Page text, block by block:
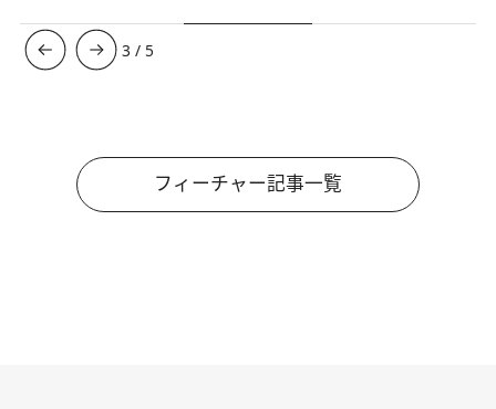
3 / 5
フィーチャー記事一覧